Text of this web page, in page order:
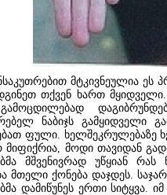
მტკივნეულია ეს
თქვენ ხართ
ნაბიჯს გამყიდველი
ფული. ხელშეკრულებაზე
მიფიქრია, მოდი თავიდან
მშვენივრად უწყიან რას
მთელი ქონება დაჯდეს.
დამიწუნეს ერთი სიტყვა.